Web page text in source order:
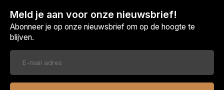
Meld je aan voor onze nieuwsbrief!
Abonneer je op onze nieuwsbrief om op de hoogte te
blijven.